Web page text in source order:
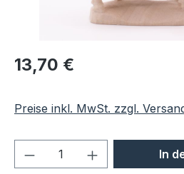
Regulärer Preis:
13,70 €
Preise inkl. MwSt. zzgl.
Produkt Anzahl: Gib
In